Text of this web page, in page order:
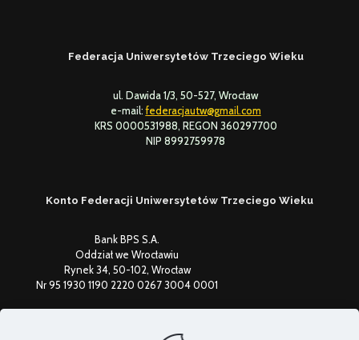
Federacja Uniwersytetów Trzeciego Wieku
ul. Dawida 1/3, 50-527, Wrocław
e-mail:federacjautw@gmail.com
KRS 0000531988, REGON 360297700
NIP 8992759978
Konto Federacji Uniwersytetów Trzeciego Wieku
Bank BPS S.A.
Oddział we Wrocławiu
Rynek 34, 50-102, Wrocław
Nr 95 1930 1190 2220 0267 3004 0001